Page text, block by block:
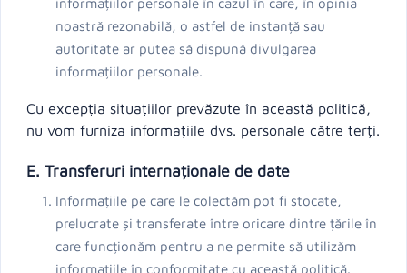
noastră rezonabilă, o astfel de instanță sau
autoritate ar putea să dispună divulgarea
informațiilor personale.
Cu excepția situațiilor prevăzute în această politică,
nu vom furniza informațiile dvs. personale către terți.
E. Transferuri internaționale de date
Informațiile pe care le colectăm pot fi stocate,
prelucrate și transferate între oricare dintre țările în
care funcționăm pentru a ne permite să utilizăm
informațiile în conformitate cu această politică.